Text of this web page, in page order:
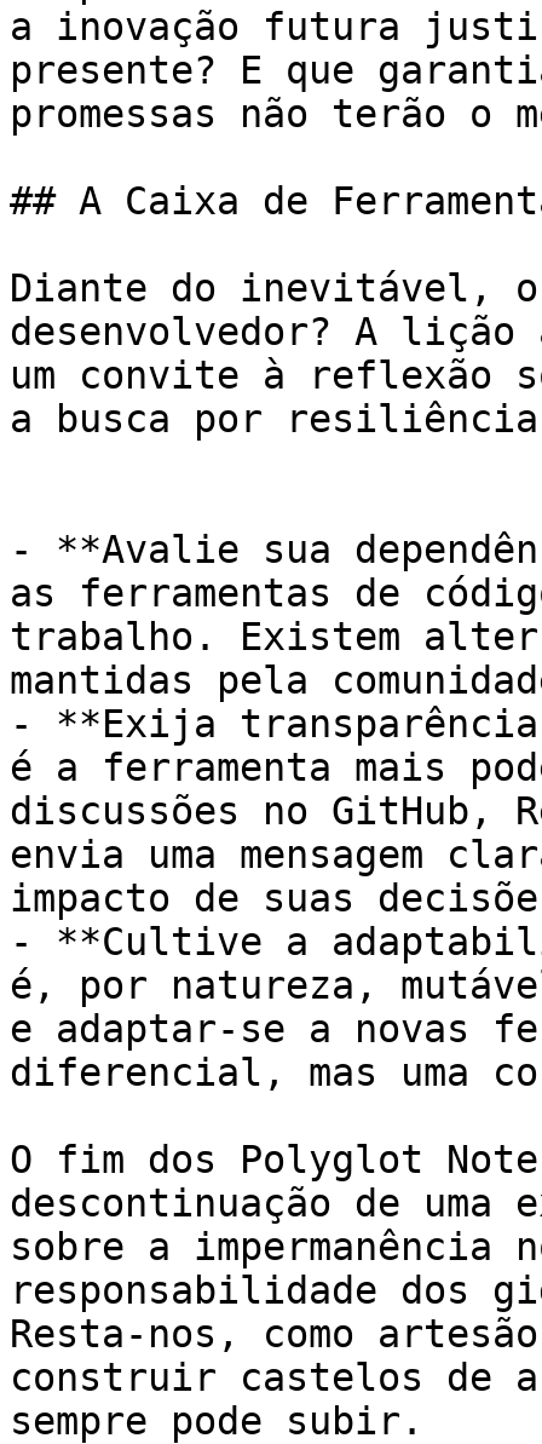
a inovação futura
presente? E que
promessas não terão o
## A Caixa de
Diante do inevitável,
desenvolvedor? A
um convite à reflexão
a busca por
- **Avalie sua
as ferramentas de
trabalho. Existem
mantidas pela
- **Exija
é a ferramenta mais
discussões no GitHub,
envia uma mensagem
impacto de suas
- **Cultive a
é, por natureza,
e adaptar-se a novas
diferencial, mas uma
O fim dos Polyglot
descontinuação de uma
sobre a
responsabilidade dos
Resta-nos, como
construir castelos de
sempre pode subir.